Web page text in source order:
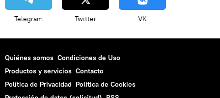
Telegram Twitter VK
Quiénes somos Condiciones de Uso
Productos y servicios Contacto
Política de Privacidad Politica de Cookies